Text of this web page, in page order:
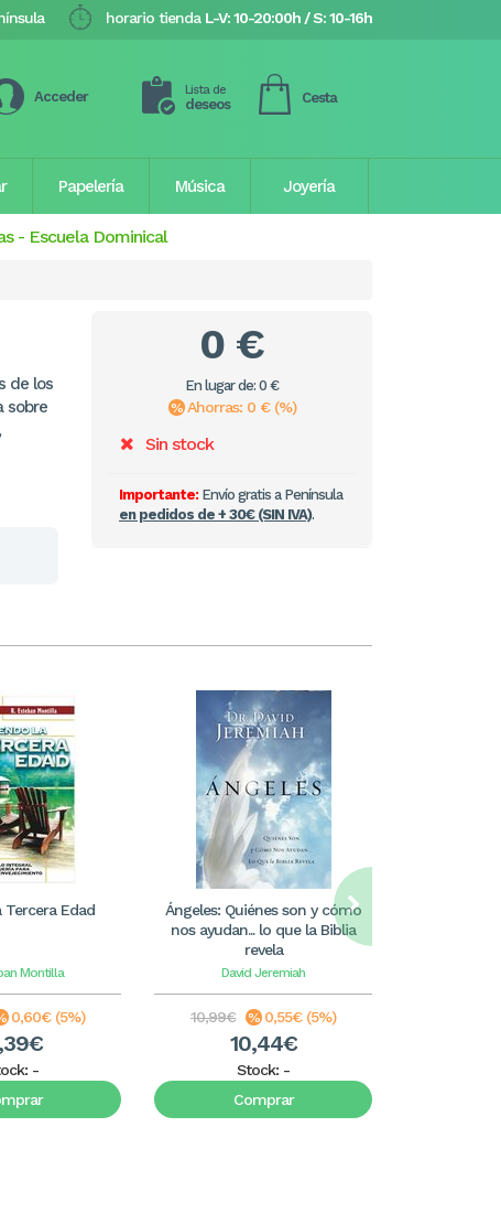
horario tienda L-V: 10-20:00h / S: 10-16h
Acceder Lista de
deseos Cesta
Papelería Música Joyería
- Escuela Dominical
de los
sobre
0 €
En lugar de: 0 €
Ahorras: 0 € (%)
Sin stock
Importante:Envío gratis a Península
en pedidos de + 30€ (SIN IVA).
Tercera Edad
Montilla
0,60€ (5%)
-
Ángeles: Quiénes son y cómo
nos ayudan... lo que la Biblia
revela
David Jeremiah
10,99€ 0,55€ (5%)
10,44€
Stock: -
Comprar